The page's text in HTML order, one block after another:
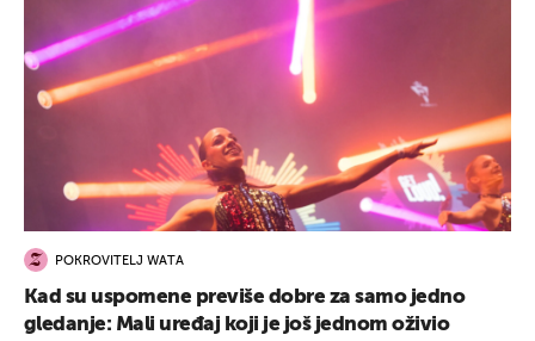
POKROVITELJ WATA
Kad su uspomene previše dobre za samo jedno
gledanje: Mali uređaj koji je još jednom oživio